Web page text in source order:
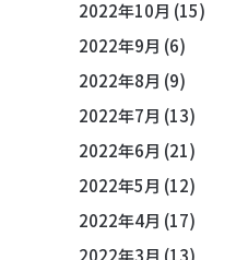
2022年10月 (15)
2022年9月 (6)
2022年8月 (9)
2022年7月 (13)
2022年6月 (21)
2022年5月 (12)
2022年4月 (17)
2022年3月 (13)